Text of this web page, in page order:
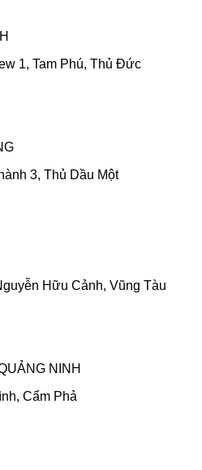
1, Tam Phú, Thủ Đức
3, Thủ Dầu Một
Hữu Cảnh, Vũng Tàu
NINH
Cẩm Phả